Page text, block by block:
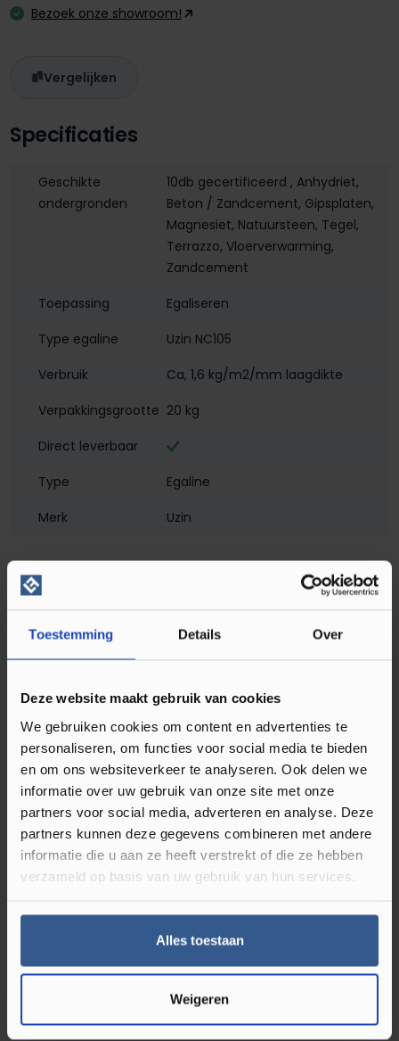
Toestemming Details Over
Deze website maakt gebruik van cookies
We gebruiken cookies om content en advertenties te
personaliseren, om functies voor social media te bieden
en om ons websiteverkeer te analyseren. Ook delen we
informatie over uw gebruik van onze site met onze
partners voor social media, adverteren en analyse. Deze
partners kunnen deze gegevens combineren met andere
informatie die u aan ze heeft verstrekt of die ze hebben
verzameld op basis van uw gebruik van hun services.
Alles toestaan
Weigeren
Specificaties
Geschikte
ondergronden
10db gecertificeerd , Anhydriet,
Beton / Zandcement, Gipsplaten,
Magnesiet, Natuursteen, Tegel,
Terrazzo, Vloerverwarming,
Zandcement
Toepassing
Egaliseren
Type egaline
Uzin NC105
Verbruik
Ca, 1,6 kg/m2/mm laagdikte
Verpakkingsgrootte 20 kg
Direct leverbaar
Type
Egaline
Merk
Uzin
Omschrijving Uzin NC 105 Zelfvloeiende
Gipsegalisatie 20kg
Glad oppervlak
Nagenoeg spanningsvrij
UZIN NC 105 Gipsegalisatie is een goed vloeiende egalisatie
op basis van alpha-halfhydraat als ondergrond voor
verlijmingswerkzaamheden. Voor toepassing binnen. UZIN NC
105 ontwikkelt bij het droogproces nauwelijks spanning. Dit
heeft een zeer positieve uitwerking bij het uitvlakken van de
instabiele ondergronden. Zelfs kritische ondergronden in
renovatieprojecten kunnen meestal behouden blijven
waardoor een omvangrijke vloeropbouw wegvalt en
openliggende dikke egalisatielagen is geen scheurvorming
te verwachten.
Bezoek onze showroom!
Vergelijken